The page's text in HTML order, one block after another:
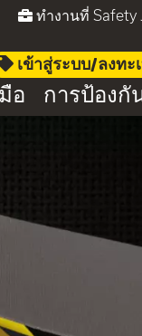
ทำงานที่ Safety
เข้าสู่ระบบ/ลงท
อ การป้องกั